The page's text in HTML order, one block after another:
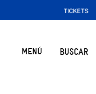
TICKETS
MENÚ BUSCAR